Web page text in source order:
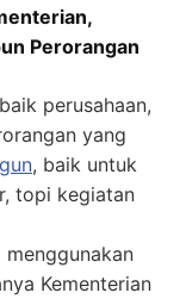
Perorangan
perusahaan,
yang
, baik untuk
topi kegiatan
Kementerian